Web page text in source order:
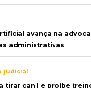
avança na
administrativas
judicial
tirar canil e proíbe